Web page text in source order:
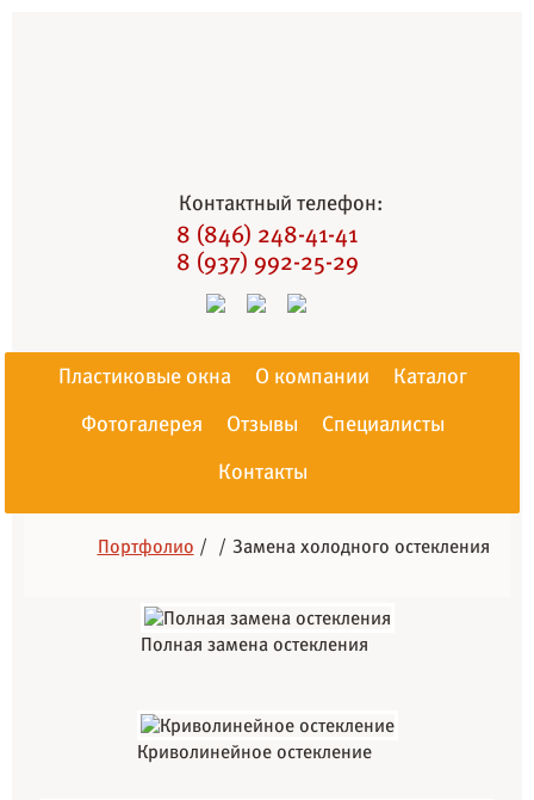
Контактный телефон:
8 (846) 248-41-41
8 (937) 992-25-29
Пластиковые окна О компании
Каталог
Фотогалерея
Отзывы
Специалисты
Контакты
Портфолио / Замена холодного остекления
Полная замена остекления
Криволинейное остекление